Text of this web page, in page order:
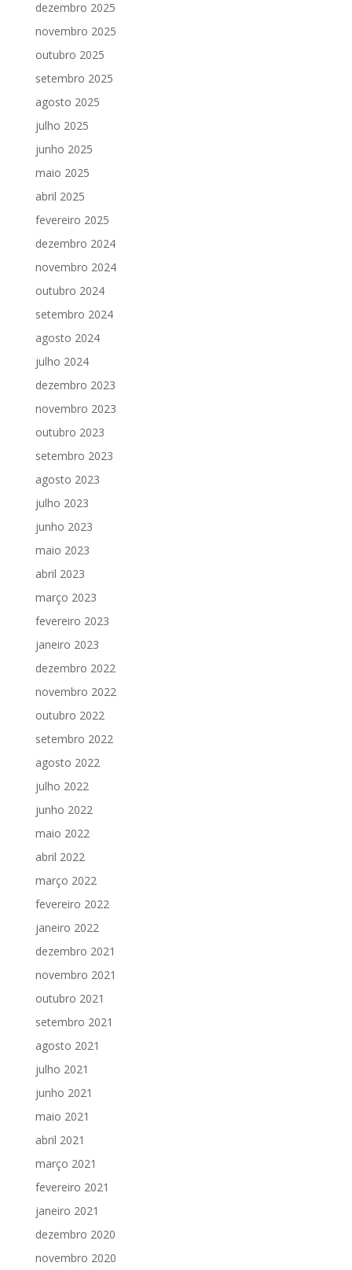
dezembro 2025
novembro 2025
outubro 2025
setembro 2025
agosto 2025
julho 2025
junho 2025
maio 2025
abril 2025
fevereiro 2025
dezembro 2024
novembro 2024
outubro 2024
setembro 2024
agosto 2024
julho 2024
dezembro 2023
novembro 2023
outubro 2023
setembro 2023
agosto 2023
julho 2023
junho 2023
maio 2023
abril 2023
março 2023
fevereiro 2023
janeiro 2023
dezembro 2022
novembro 2022
outubro 2022
setembro 2022
agosto 2022
julho 2022
junho 2022
maio 2022
abril 2022
março 2022
fevereiro 2022
janeiro 2022
dezembro 2021
novembro 2021
outubro 2021
setembro 2021
agosto 2021
julho 2021
junho 2021
maio 2021
abril 2021
março 2021
fevereiro 2021
janeiro 2021
dezembro 2020
novembro 2020